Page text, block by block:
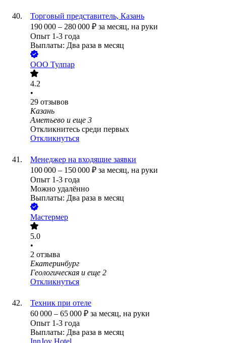
Торговый представитель, Казань
190 000 – 280 000 ₽ за месяц, на руки
Опыт 1-3 года
Выплаты: Два раза в месяц
ООО Тулпар
4.2
•
29 отзывов
Казань
Аметьево и еще 3
Откликнитесь среди первых
Откликнуться
Менеджер на входящие заявки
100 000 – 150 000 ₽ за месяц, на руки
Опыт 1-3 года
Можно удалённо
Выплаты: Два раза в месяц
Мастермер
5.0
•
2 отзыва
Екатеринбург
Геологическая и еще 2
Откликнуться
Техник при отеле
60 000 – 65 000 ₽ за месяц, на руки
Опыт 1-3 года
Выплаты: Два раза в месяц